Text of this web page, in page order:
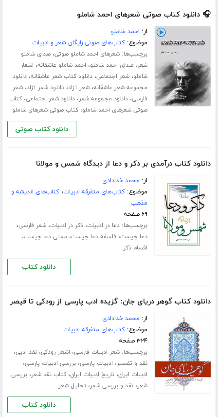
🎧 دانلود کتاب صوتی شعرهای احمد شاملو
از: احمد شاملو
موضوع:کتاب‌های صوتی رایگان شعر و ادبیات
برچسب‌ها:شعرهای احمد شاملو صوتی،صدای شاملو
شعر،صدای احمد شاملو، احمد شاملو عاشقانه، اشعار
شاملو،شعر اجتماعی،دانلود کتاب شعر عاشقانه،دانلود
مجموعه شعر عاشقانه،شعر آزاد،دانلود شعر آزاد،شعر
فارسی،دانلود مجموعه شعر،دانلود شعر اجتماعی،کتاب
صوتی شعرهای احمد شاملو،کتاب صوتی شعرهای شاملو
دانلود کتاب صوتی
دانلود کتاب درآمدی بر ذکر و دعا از دیدگاه شمس و مولانا
از: محمد خدادادی
موضوع:کتاب‌های متفرقه ادبیات،کتاب‌های اندیشه و
مذهب
۶۹ صفحه
برچسب‌ها:دعا در ادبیات،ذکر در ادبیات،شعر فارسی،
دعا چیست، فلسفه دعا چیست، معنی دعا چیست،
اقسام ذکر
دانلود کتاب
دانلود کتاب گوهر دریای جان: گزیده ادب پارسی از رودکی تا قیصر
از: محمد خدادادی
موضوع:کتاب‌های متفرقه ادبیات
۳۲۴ صفحه
برچسب‌ها:شعر ادبیات فارسی، اشعار رودکی،نقد ادبی،
نقد و تفسیر، ادبیات پارسی،بررسی ادبیات پارسی،
ادبیات ایران، تاریخ ادبیات ایران،کتاب نقد شعر،بررسی
شعر،نقد و بررسی شعر، تحلیل شعر
دانلود کتاب